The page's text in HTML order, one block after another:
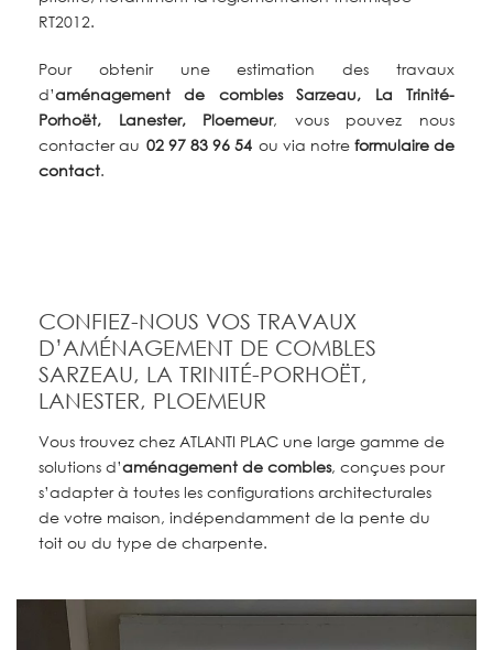
RT2012.
Pour obtenir une estimation des travaux
d’aménagement de combles Sarzeau, La Trinité-
Porhoët, Lanester, Ploemeur, vous pouvez nous
contacter au 02 97 83 96 54 ou via notre formulaire de
contact.
CONFIEZ-NOUS VOS TRAVAUX
D’AMÉNAGEMENT DE COMBLES
SARZEAU, LA TRINITÉ-PORHOËT,
LANESTER, PLOEMEUR
Vous trouvez chez ATLANTI PLAC une large gamme de
solutions d’aménagement de combles, conçues pour
s’adapter à toutes les configurations architecturales
de votre maison, indépendamment de la pente du
toit ou du type de charpente.